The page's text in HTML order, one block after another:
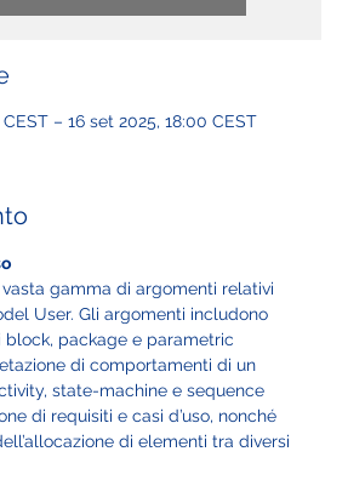
– 16 set 2025, 18:00 CEST
gamma di argomenti relativi
User. Gli argomenti includono
block, package e parametric
di comportamenti di un
state-machine e sequence
di requisiti e casi d’uso, nonché
di elementi tra diversi